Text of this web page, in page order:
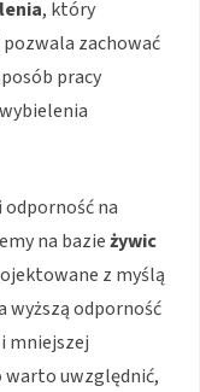
, który
zachować
pracy
odporność na
na bazieżywic
z myślą
wyższą odporność
mniejszej
warto uwzględnić,